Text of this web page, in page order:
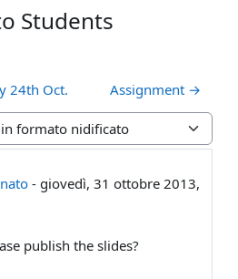
Students
24th Oct. Assignment →
-giovedì, 31 ottobre 2013,
0
publish the slides?